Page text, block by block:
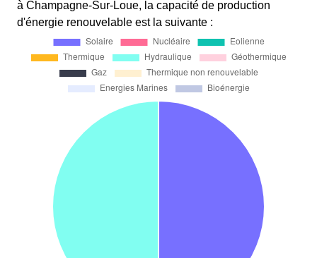
à Champagne-Sur-Loue, la capacité de production
d'énergie renouvelable est la suivante :